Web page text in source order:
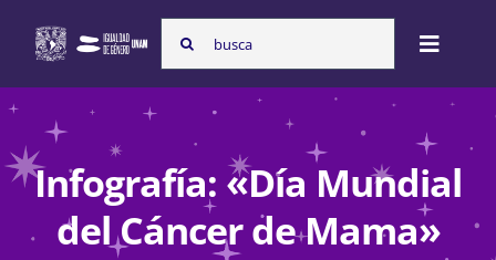
content
Search
for:
Toggle
Nosotras
Infografía: «Día Mundial
del Cáncer de Mama»